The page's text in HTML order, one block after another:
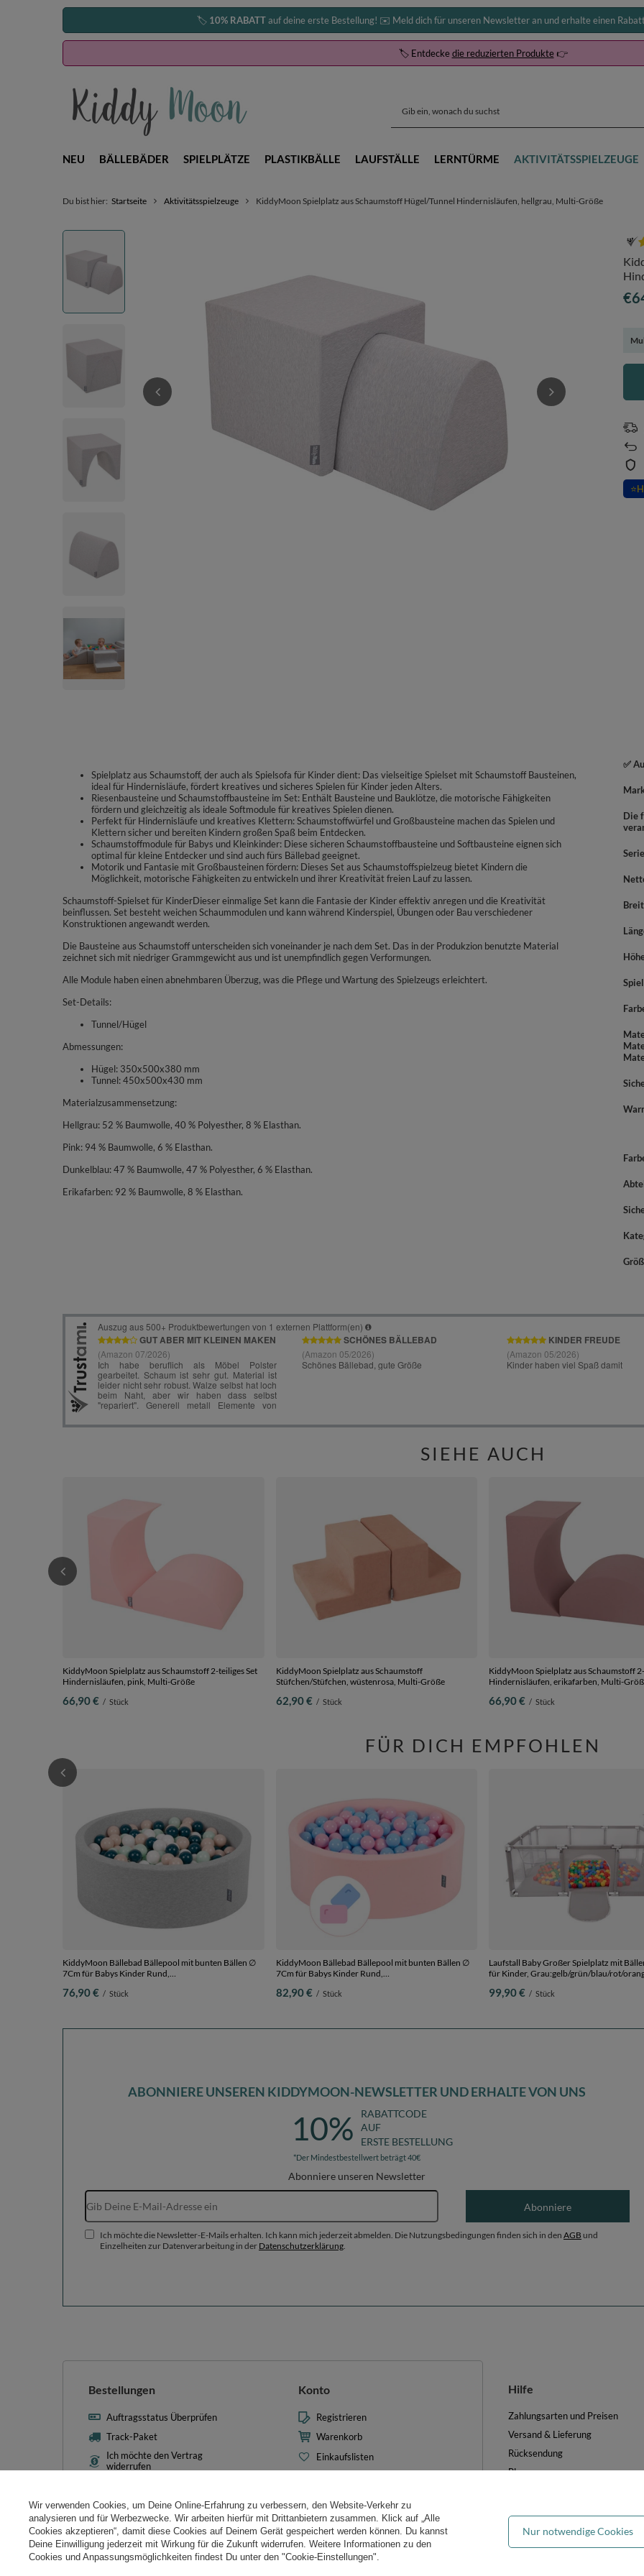
🏷️ 10% RABATTauf deine erste Bestellung! ✉️ Meld dich für unseren Newsletter an und erhalte einen
🏷️ Entdeckedie reduzierten Produkte👉
NEU BÄLLEBÄDER SPIELPLÄTZE PLASTIKBÄLLE LAUFSTÄLLE LERNTÜRME AKTIVITÄTSSPIELZEUGE
Du bist hier: Startseite Aktivitätsspielzeuge KiddyMoon Spielplatz aus Schaumstoff Hügel/Tunnel Hindernisläufen, hellgrau, Multi-Größe
⭐
Spielplatz aus Schaumstoff, der auch als Spielsofa für Kinder dient: Das vielseitige Spielset mit Schaumstoff Bausteinen,
ideal für Hindernisläufe, fördert kreatives und sicheres Spielen für Kinder jeden Alters.
Riesenbausteine und Schaumstoffbausteine im Set: Enthält Bausteine und Bauklötze, die motorische Fähigkeiten
fördern und gleichzeitig als ideale Softmodule für kreatives Spielen dienen.
Perfekt für Hindernisläufe und kreatives Klettern: Schaumstoffwürfel und Großbausteine machen das Spielen und
Klettern sicher und bereiten Kindern großen Spaß beim Entdecken.
Schaumstoffmodule für Babys und Kleinkinder: Diese sicheren Schaumstoffbausteine und Softbausteine eignen sich
optimal für kleine Entdecker und sind auch fürs Bällebad geeignet.
Motorik und Fantasie mit Großbausteinen fördern: Dieses Set aus Schaumstoffspielzeug bietet Kindern die
Möglichkeit, motorische Fähigkeiten zu entwickeln und ihrer Kreativität freien Lauf zu lassen.
Schaumstoff-Spielset für KinderDieser einmalige Set kann die Fantasie der Kinder effektiv anregen und die Kreativität
beinflussen. Set besteht weichen Schaummodulen und kann während Kinderspiel, Übungen oder Bau verschiedener
Konstruktionen angewandt werden.
Die Bausteine aus Schaumstoff unterscheiden sich voneinander je nach dem Set. Das in der Produkzion benutzte Material
zeichnet sich mit niedriger Grammgewicht aus und ist unempfindlich gegen Verformungen.
Alle Module haben einen abnehmbaren Überzug, was die Pflege und Wartung des Spielzeugs erleichtert.
Set-Details:
Tunnel/Hügel
Abmessungen:
Hügel: 350x500x380 mm
Tunnel: 450x500x430 mm
Materialzusammensetzung:
Hellgrau: 52 % Baumwolle, 40 % Polyesther, 8 % Elasthan.
Pink: 94 % Baumwolle, 6 % Elasthan.
Dunkelblau: 47 % Baumwolle, 47 % Polyesther, 6 % Elasthan.
Erikafarben: 92 % Baumwolle, 8 % Elasthan.
✅
Die
Serie
SIEHE AUCH
KiddyMoon Spielplatz aus Schaumstoff 2-teiliges Set
Hindernisläufen, pink, Multi-Größe
66,90 € / Stück
KiddyMoon Spielplatz aus Schaumstoff
Stüfchen/Stüfchen, wüstenrosa, Multi-Größe
62,90 € / Stück
KiddyMoon Spielplatz aus Schaumstoff
Hindernisläufen, erikafarben, Multi-
66,90 € / Stück
FÜR DICH EMPFOHLEN
KiddyMoon Bällebad Bällepool mit bunten Bällen ∅
7Cm für Babys Kinder Rund,
30 cm 200 Bälle
76,90 € / Stück
KiddyMoon Bällebad Bällepool mit bunten Bällen ∅
7Cm für Babys Kinder Rund,
Bälle
82,90 € / Stück
Laufstall Baby Großer Spielplatz mit
für Kinder, Grau:gelb/grün/blau/rot/
99,90 € / Stück
ABONNIERE UNSEREN KIDDYMOON-NEWSLETTER UND ERHALTE VON UNS
10%
RABATTCODE
AUF
ERSTE BESTELLUNG
*Der Mindestbestellwert beträgt 40€
Abonniere unseren Newsletter
E-Mail-Adresse
Abonniere
Ich möchte die Newsletter-E-Mails erhalten. Ich kann mich jederzeit abmelden. Die Nutzungsbedingungen finden sich in den AGB und
Einzelheiten zur Datenverarbeitung in der Datenschutzerklärung
Bestellungen
Auftragsstatus Überprüfen
Track-Paket
Ich möchte den Vertrag
widerrufen
Konto
Registrieren
Warenkorb
Einkaufslisten
Newsletter
Cookies verwalten
Hilfe
Zahlungsarten und Preisen
Versand & Lieferung
Rücksendung
Blog
Wir verwenden Cookies, um Deine Online-Erfahrung zu verbessern, den Website-Verkehr zu
analysieren und für Werbezwecke. Wir arbeiten hierfür mit Drittanbietern zusammen. Klick auf „Alle
Cookies akzeptieren“, damit diese Cookies auf Deinem Gerät gespeichert werden können. Du kannst
Deine Einwilligung jederzeit mit Wirkung für die Zukunft widerrufen. Weitere Informationen zu den
Cookies und Anpassungsmöglichkeiten findest Du unter den "Cookie-Einstellungen".
Nur notwendige Cookies